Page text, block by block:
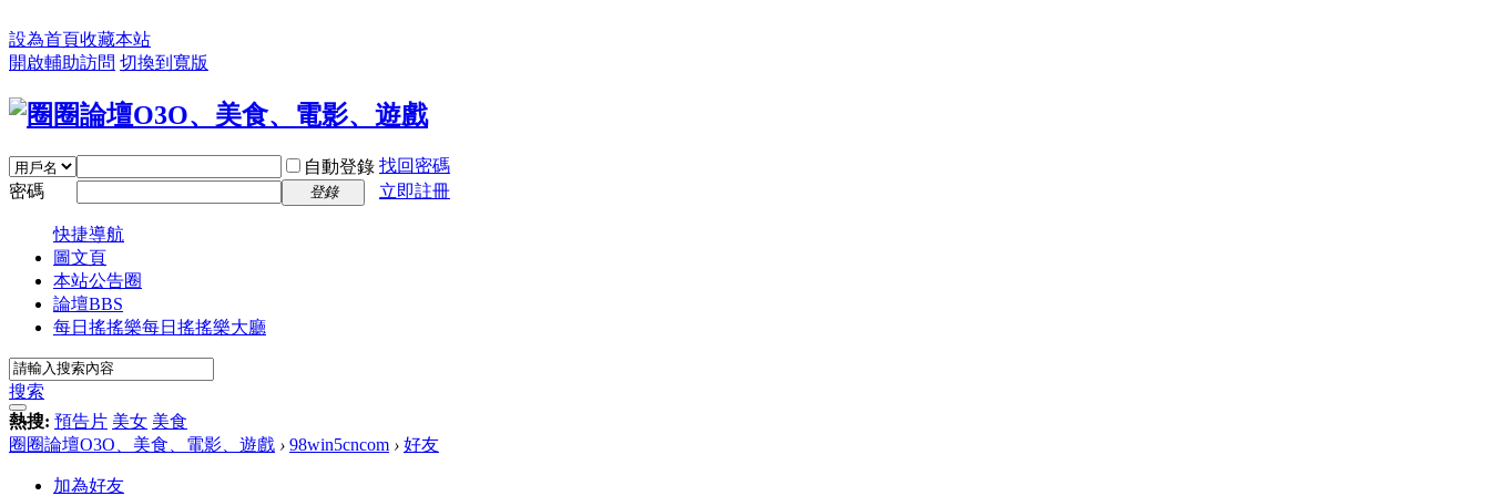
設為首頁收藏本站
開啟輔助訪問 切換到寬版
自動登錄 找回密碼
密碼
登錄 立即註冊
快捷導航
圖文頁
本站公告圈
論壇BBS
每日搖搖樂每日搖搖樂大廳
搜索
熱搜: 預告片 美女 美食
圈圈論壇O3O、美食、電影、遊戲 › 98win5cncom › 好友
加為好友